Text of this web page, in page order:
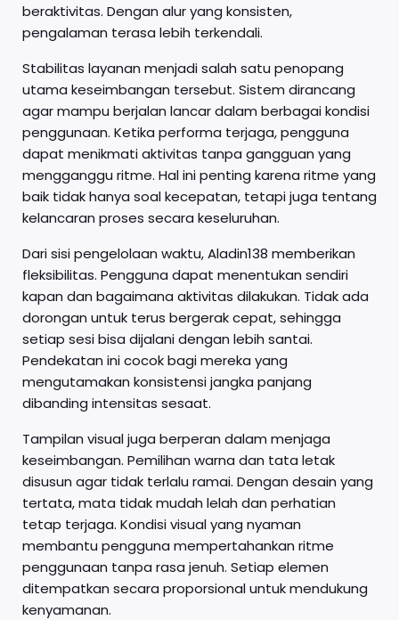
beraktivitas. Dengan alur yang konsisten,
pengalaman terasa lebih terkendali.
Stabilitas layanan menjadi salah satu penopang
utama keseimbangan tersebut. Sistem dirancang
agar mampu berjalan lancar dalam berbagai kondisi
penggunaan. Ketika performa terjaga, pengguna
dapat menikmati aktivitas tanpa gangguan yang
mengganggu ritme. Hal ini penting karena ritme yang
baik tidak hanya soal kecepatan, tetapi juga tentang
kelancaran proses secara keseluruhan.
Dari sisi pengelolaan waktu, Aladin138 memberikan
fleksibilitas. Pengguna dapat menentukan sendiri
kapan dan bagaimana aktivitas dilakukan. Tidak ada
dorongan untuk terus bergerak cepat, sehingga
setiap sesi bisa dijalani dengan lebih santai.
Pendekatan ini cocok bagi mereka yang
mengutamakan konsistensi jangka panjang
dibanding intensitas sesaat.
Tampilan visual juga berperan dalam menjaga
keseimbangan. Pemilihan warna dan tata letak
disusun agar tidak terlalu ramai. Dengan desain yang
tertata, mata tidak mudah lelah dan perhatian
tetap terjaga. Kondisi visual yang nyaman
membantu pengguna mempertahankan ritme
penggunaan tanpa rasa jenuh. Setiap elemen
ditempatkan secara proporsional untuk mendukung
kenyamanan.